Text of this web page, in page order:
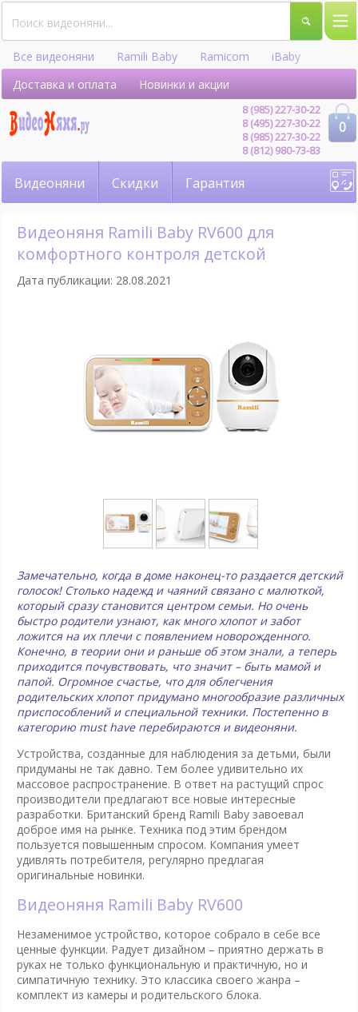
Все видеоняни Ramili Baby Ramicom
iBaby
Hellobaby
Доставка и оплата Новинки и акции
0
8 (985) 227-30-22
8 (495) 227-30-22
8 (985) 227-30-22
8 (812) 980-73-83
Видеоняни Скидки Гарантия
Видеоняня Ramili Baby RV600 для
комфортного контроля детской
Дата публикации: 28.08.2021
Замечательно, когда в доме наконец-то раздается детский
голосок! Столько надежд и чаяний связано с малюткой,
который сразу становится центром семьи. Но очень
быстро родители узнают, как много хлопот и забот
ложится на их плечи с появлением новорожденного.
Конечно, в теории они и раньше об этом знали, а теперь
приходится почувствовать, что значит – быть мамой и
папой. Огромное счастье, что для облегчения
родительских хлопот придумано многообразие различных
приспособлений и специальной техники. Постепенно в
категорию musthaveперебираются и видеоняни.
Устройства, созданные для наблюдения за детьми, были
придуманы не так давно. Тем более удивительно их
массовое распространение. В ответ на растущий спрос
производители предлагают все новые интересные
разработки. Британский бренд Ramili Baby завоевал
доброе имя на рынке. Техника под этим брендом
пользуется повышенным спросом. Компания умеет
удивлять потребителя, регулярно предлагая
оригинальные новинки.
Видеоняня Ramili Baby RV600
Незаменимое устройство, которое собрало в себе все
ценные функции. Радует дизайном – приятно держать в
руках не только функциональную и практичную, но и
симпатичную технику. Это классика своего жанра –
комплект из камеры и родительского блока.